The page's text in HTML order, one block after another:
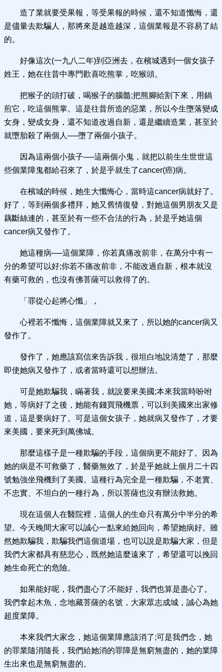
造了業就要受果報，等受果報的時候，還不知道懺悔，還
是儘量去欺騙人，那將來是越造越深，這個業報是不容易了結
的。
好像這次(一九八二年)到亞洲去，在檳城遇到一個女孩子
姓王，她在往昔中專門歡喜吃熊掌，吃猴頭。
把猴子的頭打破，喝猴子的腦髓;把熊腳給割下來，用鍋
煎它，吃這個熊掌。這是往昔所造的惡業，所以今生墮落變成
女身，變成女身，還不知道改過自新，還是繼續造業，甚至於
就墮胎殺了兩個人──墮了兩個小孩子。
因為這兩個小孩子──這兩個小鬼，就把以前生生世世這
些個業障鬼都給召來了，於是乎就生了cancer(癌)病。
在檳城的時候，她生大懺悔心，當時這cancer病就好了。
好了，等到兩個多禮拜，她又舊情復發，對她這個男朋友又是
藕斷絲連的，甚至於有一些不合法的行為，於是乎她這個
cancer病又發作了。
她這種病──這個業障，你若真痛改前非，在萬分中有一
分的希望可以好;你若不痛改前非，不能改過自新，根本就沒
有藥可救的，也沒有佛菩薩可以救得了的。
「罪從心起將心懺」，
心裡若不懺悔，這個業障就又來了，所以她的cancer病又
發作了。
發作了，她應該寫信來告訴我，很坦白地說清楚了，那麼
即使她病又發作了，或者當時還可以想辦法。
可是她欺騙我，瞞著我，就說要來美國;本來我當時吩咐
她，等病好了之後，她能有錢買飛機票，可以到美國來出家修
道，這是要病好了。可是這個女孩子，她就病又發作了，才要
來美國，要來死到萬佛城。
那麼這樣子是一種欺騙的手段，這個病更不能好了。因為
她的病是不可救藥了，醫藥無效了，於是乎她就上個月二十四
號勉強坐飛機到了美國。這種行為完全是一種欺騙，不老實、
不忠實、不坦白的一種行為，所以菩薩也沒有辦法救她。
現在這個人在醫院裡，這個人的生命只有萬分中半分的希
望。今天晚間大家可以誠心一點來給她回向，希望她病好。雖
然她欺騙我，欺騙我們這個道場，也可以說是欺騙大家，但是
我們大家都具有慈悲心，既然她這麼遠來了，希望還可以挽回
她生命死亡的危險。
如果能好呢，我們盡心了;不能好，我們也算是盡心了。
我們拿起木魚，念地藏菩薩的名號，大家眾志成城，誠心為她
超度業障。
本來我們大家念，她這個業障應該消了;可是我們念，她
的罪業隨消隨長，我們給她消的罪障是無窮無盡的，她的業障
生出來也是無窮無盡的。